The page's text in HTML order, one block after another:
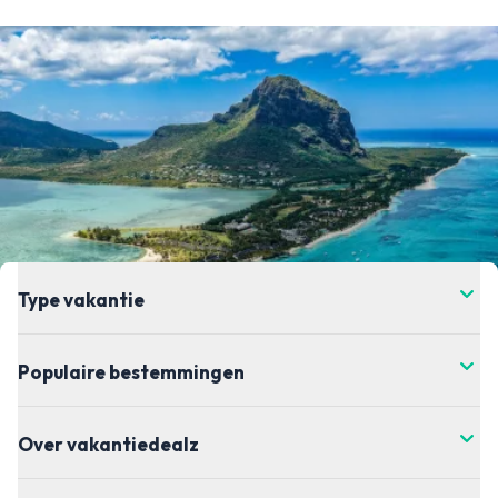
Type vakantie
Populaire bestemmingen
Over vakantiedealz